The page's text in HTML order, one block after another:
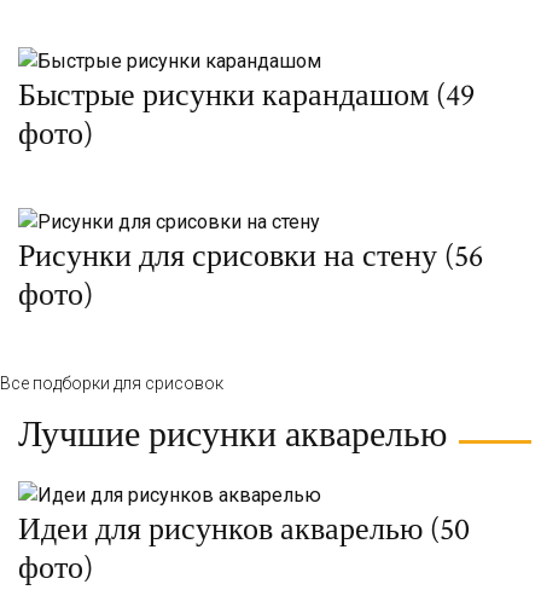
Быстрые рисунки карандашом (49
фото)
Рисунки для срисовки на стену (56
фото)
Все подборки для срисовок
Лучшие рисунки акварелью
Идеи для рисунков акварелью (50
фото)